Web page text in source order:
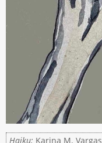
Haiku: Karina M. Vargas